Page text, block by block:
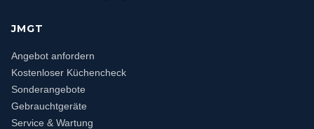
JMGT
Angebot anfordern
Kostenloser Küchencheck
Sonderangebote
Gebrauchtgeräte
Service & Wartung